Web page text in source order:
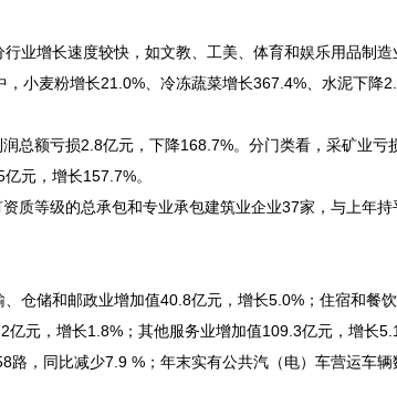
业增长速度较快，如文教、工美、体育和娱乐用品制
小麦粉增长21.0%、冷冻蔬菜增长367.4%、水泥下降
总额亏损2.8亿元，下降168.7%。分门类看，采矿业亏
元，增长157.7%。
质等级的总承包和专业承包建筑业企业37家，与上年
仓储和邮政业增加值40.8亿元，增长5.0%；住宿和餐
元，增长1.8%；其他服务业增加值109.3亿元，增长
，同比减少7.9 %；年末实有公共汽（电）车营运车